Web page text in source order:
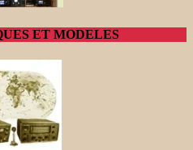
ET MODELES